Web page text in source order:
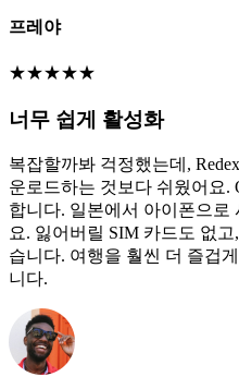
프레야
★★★★★
너무 쉽게 활성화
복잡할까봐 걱정했는데,
운로드하는 것보다 쉬웠어요.
합니다. 일본에서 아이폰으로
요. 잃어버릴 SIM 카드도 없
습니다. 여행을 훨씬 더 즐겁
니다.